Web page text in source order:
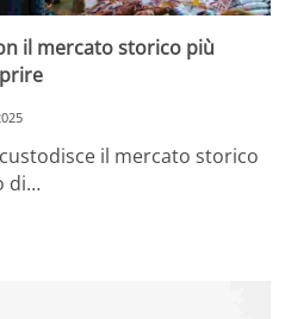
il mercato storico più
il mercato storico
di…